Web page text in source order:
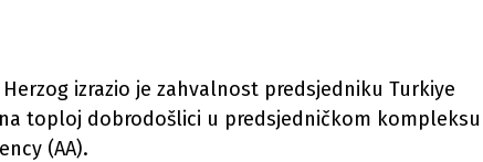
izrazio je zahvalnost predsjedniku Turkiye
toploj dobrodošlici u predsjedničkom kompleksu
(AA).